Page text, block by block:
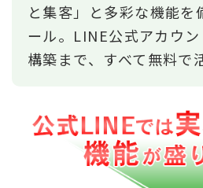
と集客」と多彩な機能を
ール。LINE公式アカウン
構築まで、すべて無料で